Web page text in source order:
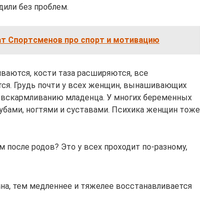
без проблем.
Спортсменов про спорт и мотивацию
кости таза расширяются, все
Грудь почти у всех женщин, вынашивающих
вскармливанию младенца. У многих беременных
ногтями и суставами. Психика женщин тоже
после родов? Это у всех проходит по-разному,
тем медленнее и тяжелее восстанавливается